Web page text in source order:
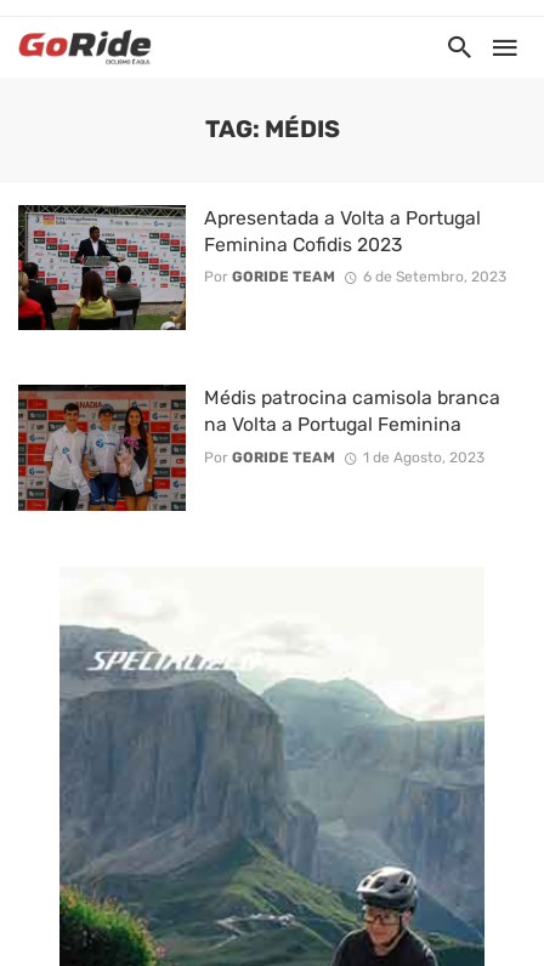
TAG: MÉDIS
Apresentada a Volta a Portugal
Feminina Cofidis 2023
Por GORIDE TEAM 6 de Setembro, 2023
Médis patrocina camisola branca
na Volta a Portugal Feminina
Por GORIDE TEAM 1 de Agosto, 2023